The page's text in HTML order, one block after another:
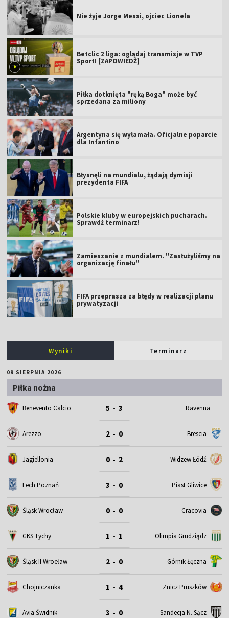
Nie żyje Jorge Messi, ojciec Lionela
Betclic 2 liga: oglądaj transmisje w TVP
Sport! [ZAPOWIEDŹ]
Piłka dotknięta "ręką Boga" może być
sprzedana za miliony
Argentyna się wyłamała. Oficjalne poparcie
dla Infantino
Błysnęli na mundialu, żądają dymisji
prezydenta FIFA
Polskie kluby w europejskich pucharach.
Sprawdź terminarz!
Zamieszanie z mundialem. "Zasłużyliśmy na
organizację finału"
FIFA przeprasza za błędy w realizacji planu
prywatyzacji
Wyniki Terminarz
09 SIERPNIA 2026
Piłka nożna
Benevento Calcio 5 - 3 Ravenna
Arezzo 2 - 0 Brescia
Jagiellonia 0 - 2 Widzew Łódź
Lech Poznań 3 - 0 Piast Gliwice
Śląsk Wrocław 0 - 0 Cracovia
GKS Tychy 1 - 1 Olimpia Grudziądz
Śląsk II Wrocław 2 - 0 Górnik Łęczna
Chojniczanka 1 - 4 Znicz Pruszków
Avia Świdnik 3 - 0 Sandecja N. Sącz